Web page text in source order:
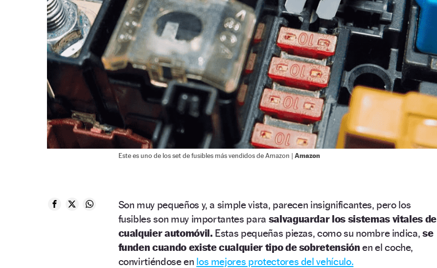
Este es uno de los set de fusibles más vendidos de Amazon | Amazon
Son muy pequeños y, a simple vista, parecen insignificantes, pero los
fusibles son muy importantes para salvaguardar los sistemas vitales de
cualquier automóvil. Estas pequeñas piezas, como su nombre indica,se
funden cuando existe cualquier tipo de sobretensión en el coche,
convirtiéndose en los mejores protectores del vehículo.